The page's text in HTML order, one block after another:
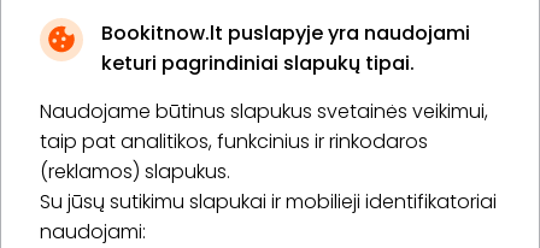
Bookitnow.lt puslapyje yra naudojami
keturi pagrindiniai slapukų tipai.
Naudojame būtinus slapukus svetainės veikimui,
taip pat analitikos, funkcinius ir rinkodaros
(reklamos) slapukus.
Su jūsų sutikimu slapukai ir mobilieji identifikatoriai
naudojami:
* Susipažinau su privatumo politika
Prenumeruoti